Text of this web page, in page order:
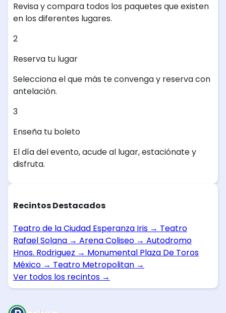
Revisa y compara todos los paquetes que existen
en los diferentes lugares.
2
Reserva tu lugar
Selecciona el que más te convenga y reserva con
antelación.
3
Enseña tu boleto
El día del evento, acude al lugar, estaciónate y
disfruta.
Recintos Destacados
Teatro de la Ciudad Esperanza Iris → Teatro
Rafael Solana → Arena Coliseo → Autodromo
Hnos. Rodriguez → Monumental Plaza De Toros
México → Teatro Metropolitan →
Ver todos los recintos →